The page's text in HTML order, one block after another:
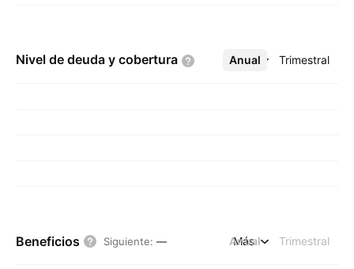
Nivel de deuda y cobertura Anual Trimestral
Más
Beneficios Siguiente: — Anual Trimestral
Más